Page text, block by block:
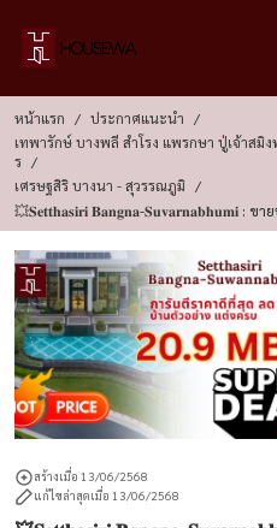
หน้าแรก
ประกาศแนะนำ
เทพารักษ์ บางพลี สำโรง แพรกษา ปู่เจ้าสมิ
ร
เศรษฐสิริ บางนา - สุวรรณภูมิ
💥𝐒𝐞𝐭𝐭𝐡𝐚𝐬𝐢𝐫𝐢 𝐁𝐚𝐧𝐠𝐧𝐚-𝐒𝐮𝐯𝐚𝐫𝐧𝐚𝐛𝐡𝐮𝐦𝐢 :
OP Cashback อีก 300,000
สร้างเมื่อ 13/06/2568
แก้ไขล่าสุดเมื่อ 13/06/2568